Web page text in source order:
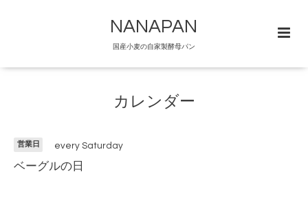
NANAPAN
国産小麦の自家製酵母パン
カレンダー
営業日 every Saturday
ベーグルの日